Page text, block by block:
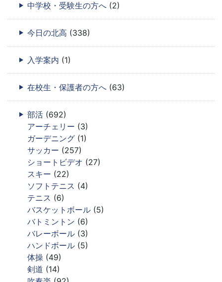
中学校・受験生の方へ (2)
今日の北高 (338)
入学案内 (1)
在校生・保護者の方へ (63)
部活 (692)
アーチェリー (3)
ガーデニング (1)
サッカー (257)
ショートビデオ (27)
スキー (22)
ソフトテニス (4)
テニス (6)
バスケットボール (5)
バトミントン (6)
バレーボール (3)
ハンドボール (5)
体操 (49)
剣道 (14)